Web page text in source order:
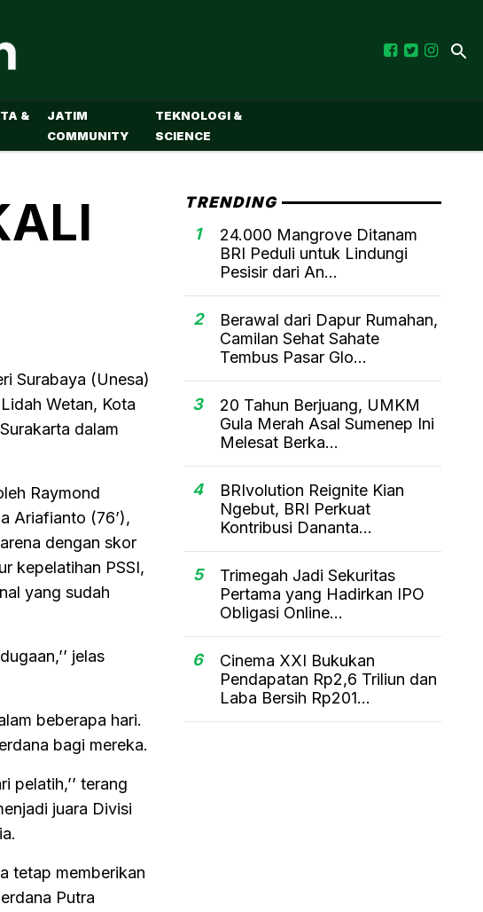
&
JATIM
COMMUNITY
TEKNOLOGI &
SCIENCE
Surabaya (Unesa)
Wetan, Kota
dalam
Raymond
Ariafianto (76’),
dengan skor
kepelatihan PSSI,
yang sudah
jelas
beberapa hari.
bagi mereka.
pelatih,’’ terang
juara Divisi
tetap memberikan
Putra
TRENDING
1
24.000 Mangrove Ditanam
BRI Peduli untuk Lindungi
Pesisir dari An...
2
Berawal dari Dapur Rumahan,
Camilan Sehat Sahate
Tembus Pasar Glo...
3
20 Tahun Berjuang, UMKM
Gula Merah Asal Sumenep Ini
Melesat Berka...
4
BRIvolution Reignite Kian
Ngebut, BRI Perkuat
Kontribusi Dananta...
5
Trimegah Jadi Sekuritas
Pertama yang Hadirkan IPO
Obligasi Online...
6
Cinema XXI Bukukan
Pendapatan Rp2,6 Triliun dan
Laba Bersih Rp201...